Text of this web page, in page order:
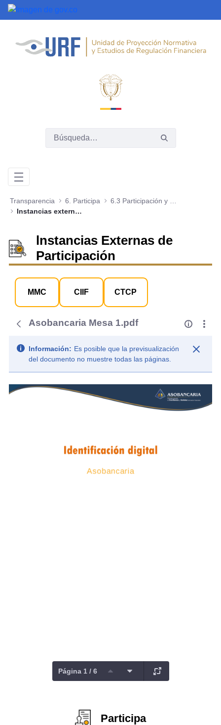
Saltar al contenido principal
Transparencia 6. Participa
Instancias externas de participación
lnstancias Externas de
Participación
MMC CIIF CTCP
Asobancaria Mesa 1.pdf
Información: Es posible que la previsualización
del documento no muestre todas las páginas.
Página 1 / 6
Participa